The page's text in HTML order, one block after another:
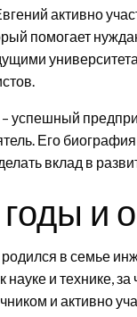
активно
помогает
успешный
Его
вклад в
и
в семье
науке и технике,
и активно